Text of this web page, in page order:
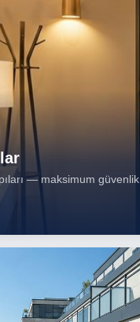
— maksimum güvenlik